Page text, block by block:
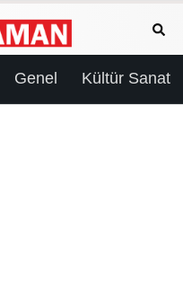
Genel Kültür Sanat